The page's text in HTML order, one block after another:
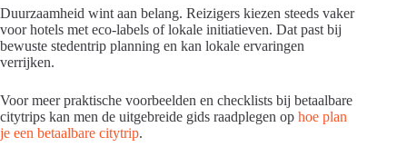
Duurzaamheid wint aan belang. Reizigers kiezen steeds vaker
voor hotels met eco-labels of lokale initiatieven. Dat past bij
bewuste stedentrip planning en kan lokale ervaringen
verrijken.
Voor meer praktische voorbeelden en checklists bij betaalbare
citytrips kan men de uitgebreide gids raadplegen op hoe plan
je een betaalbare citytrip.